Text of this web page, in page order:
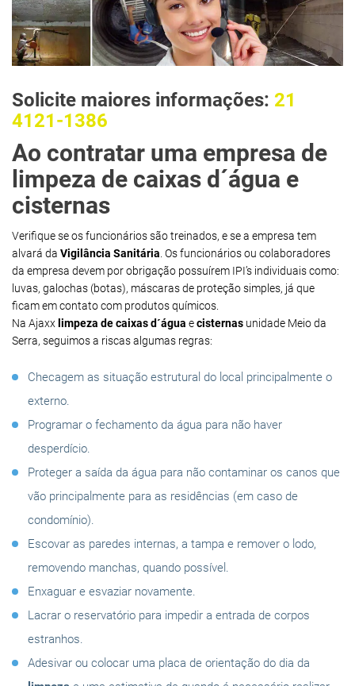
Solicite maiores informações: 21
4121-1386
Ao contratar uma empresa de
limpeza de caixas d´água e
cisternas
Verifique se os funcionários são treinados, e se a empresa tem
alvará da Vigilância Sanitária . Os funcionários ou colaboradores
da empresa devem por obrigação possuírem IPI’s individuais como:
luvas, galochas (botas), máscaras de proteção simples, já que
ficam em contato com produtos químicos.
Na Ajaxx limpeza de caixas d´água ecisternas unidade Meio da
Serra, seguimos a riscas algumas regras:
Checagem as situação estrutural do local principalmente o
externo.
Programar o fechamento da água para não haver
desperdício.
Proteger a saída da água para não contaminar os canos que
vão principalmente para as residências (em caso de
condomínio).
Escovar as paredes internas, a tampa e remover o lodo,
removendo manchas, quando possível.
Enxaguar e esvaziar novamente.
Lacrar o reservatório para impedir a entrada de corpos
estranhos.
Adesivar ou colocar uma placa de orientação do dia da